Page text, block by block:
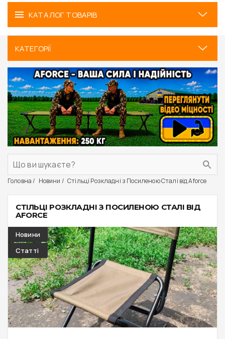
КАТАЛОГ ТОВАРІВ
КАТЕГОРІЇ
Головна Новини Стільці Розкладні з Посиленою Сталі від Aforce
СТІЛЬЦІ РОЗКЛАДНІ З ПОСИЛЕНОЮ СТАЛІ ВІД
AFORCE
Новини
Статті